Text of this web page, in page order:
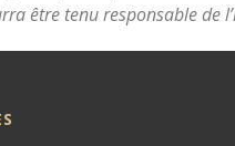
être tenu responsable de